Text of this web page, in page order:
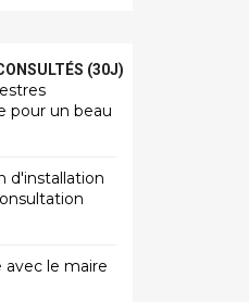
(30J)
pour un beau
d'installation
avec le maire